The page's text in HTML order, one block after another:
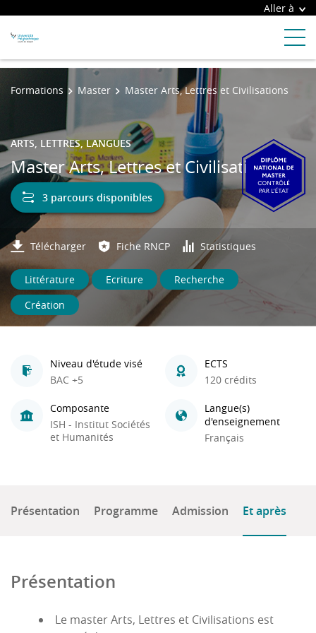
Aller à
Formations Master Master Arts, Lettres et Civilisations
ARTS, LETTRES, LANGUES
Master Arts, Lettres et Civilisations
3 parcours disponibles
Télécharger Fiche RNCP Statistiques
Littérature Ecriture
Recherche
Création
Niveau d'étude visé
BAC +5
ECTS
120 crédits
Composante
ISH - Institut Sociétés
et Humanités
Langue(s)
d'enseignement
Français
Présentation Programme Admission Et après
Présentation
Le master Arts, Lettres et Civilisations est